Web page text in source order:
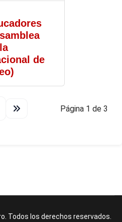
de
Página 1 de 3
Todos los derechos reservados.